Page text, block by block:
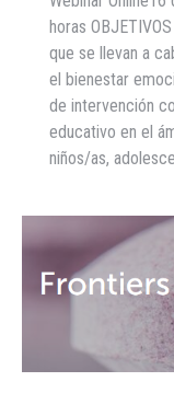
horas
que se llevan a
el bienestar
de intervención
educativo en el
niños/as,